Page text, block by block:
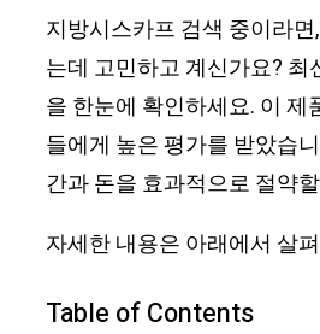
지방시스카프 검색 중이라
는데 고민하고 계신가요? 최
을 한눈에 확인하세요. 이 제
들에게 높은 평가를 받았습
간과 돈을 효과적으로 절약
자세한 내용은 아래에서 살
Table of Contents